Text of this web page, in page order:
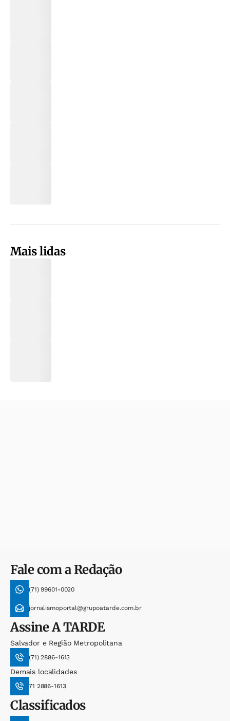
Mais lidas
Fale com a Redação
(71) 99601-0020
jornalismoportal@grupoatarde.com.br
AssineA TARDE
Salvador e Região Metropolitana
(71) 2886-1613
Demais localidades
71 2886-1613
Classificados